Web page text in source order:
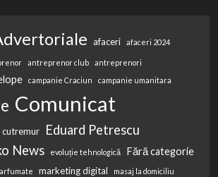
afaceri afaceri 2024
antreprenor club
antreprenori
campanie Craciun campanie umanitara
Comunicat
cutremur
Eduard Petrescu
News evoluție tehnologică Fără categorie
marketing digital
masaj la domiciliu